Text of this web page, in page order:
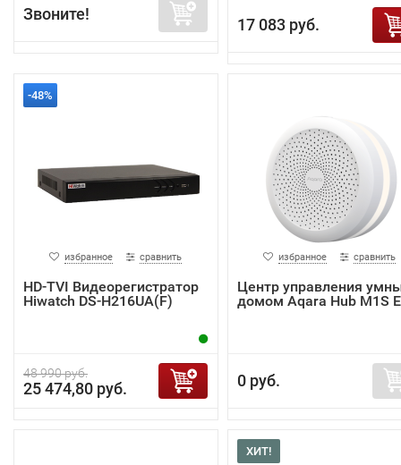
Звоните!
17 083 руб.
-48%
избранное сравнить
HD-TVI Видеорегистратор
Hiwatch DS-H216UA(F)
48 990 руб.
25 474,80 руб.
избранное сравнить
Центр управления
домом Aqara Hub M1S
0 руб.
ХИТ!